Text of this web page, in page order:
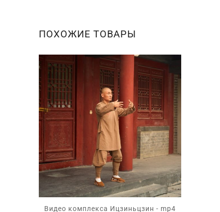
ПОХОЖИЕ ТОВАРЫ
Видео комплекса Ицзиньцзин - mp4